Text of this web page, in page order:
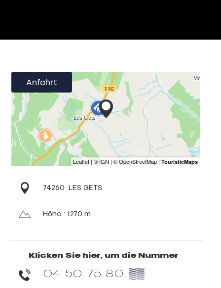
Anfahrt
74260 LES GETS
Höhe : 1270 m
Klicken Sie hier, um die Nummer
04 50 75 80 ▒▒